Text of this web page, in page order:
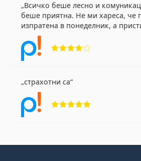
Всичко беше лесно и
беше приятна. Не ми хареса, че
изпратена в понеделник, а
страхотни са